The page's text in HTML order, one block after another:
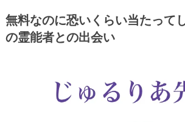
無料なのに恐いくらい当たって
の霊能者との出会い